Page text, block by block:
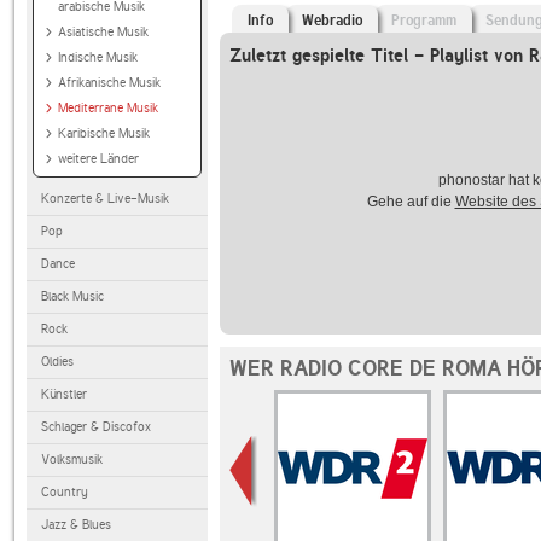
arabische Musik
Asiatische Musik
Indische Musik
Afrikanische Musik
Mediterrane Musik
Karibische Musik
weitere Länder
Konzerte & Live-Musik
Pop
Dance
Black Music
Rock
Oldies
Künstler
Schlager & Discofox
Volksmusik
Country
Jazz & Blues
Info Webradio Programm
Zuletzt gespielte Titel - Playlist von
phonostar hat
Gehe auf die Website des
WER RADIO CORE DE ROMA